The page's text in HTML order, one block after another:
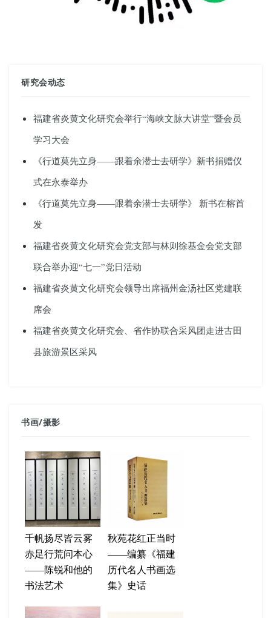
研究会动态
福建省炎黄文化研究会举行“海峡文脉大讲堂”暨会员
学习大会
《行道莫先立身——跟着余潜士去研学》新书捐赠仪
式在永泰举办
《行道莫先立身——跟着余潜士去研学》 新书在榕首
发
福建省炎黄文化研究会党支部与林则徐基金会党支部
联合举办迎“七一”党日活动
福建省炎黄文化研究会领导出席福州金汤社区党建联
席会
福建省炎黄文化研究会、省作协联合采风团走进古田
县旅游景区采风
书画/摄影
千帆扬尽皆云雾
赤足行荒问本心
——陈锐和他的
书法艺术
秋苑花红正当时
——编纂《福建
历代名人书画选
集》史话